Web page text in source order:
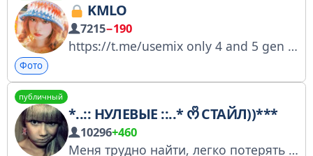
KMLO
7215−190
https://t.me/usemix only 4 and 5 gen @anonkmlobot me: @cupswan
Фото
публичный
*..:: НУЛЕВЫЕ ::..* ᰔᩚ СТАЙЛ))***
10296+460
Меня трудно найти, легко потерять и невозможно забыть... Пр€дLоЖЖк@: @Sochi2014_bot